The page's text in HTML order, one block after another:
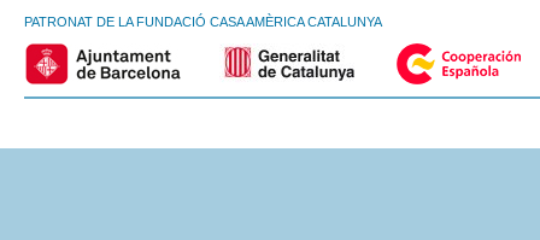
PATRONAT DE LA FUNDACIÓ CASA AMÈRICA CATALUNYA